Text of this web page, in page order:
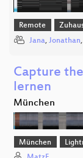
Remote
Jana, Jonathan,
Capture
lernen
München
München